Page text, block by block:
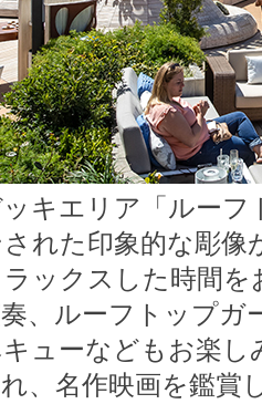
キエリア「ルー
れた印象的な彫
ックスした時間
、ルーフトップ
ューなどもお楽
、名作映画を鑑賞